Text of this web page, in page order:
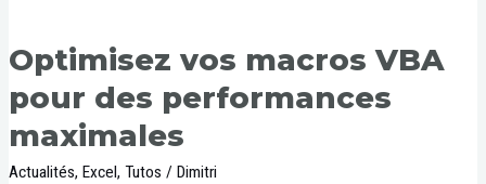
Optimisez vos macros VBA
pour des performances
maximales
Actualités,Excel,Tutos /Dimitri